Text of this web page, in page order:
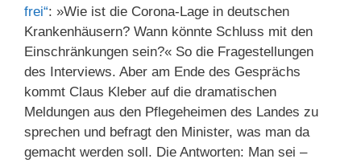
frei“: »Wie ist die Corona-Lage in deutschen
Krankenhäusern? Wann könnte Schluss mit den
Einschränkungen sein?« So die Fragestellungen
des Interviews. Aber am Ende des Gesprächs
kommt Claus Kleber auf die dramatischen
Meldungen aus den Pflegeheimen des Landes zu
sprechen und befragt den Minister, was man da
gemacht werden soll. Die Antworten: Man sei –